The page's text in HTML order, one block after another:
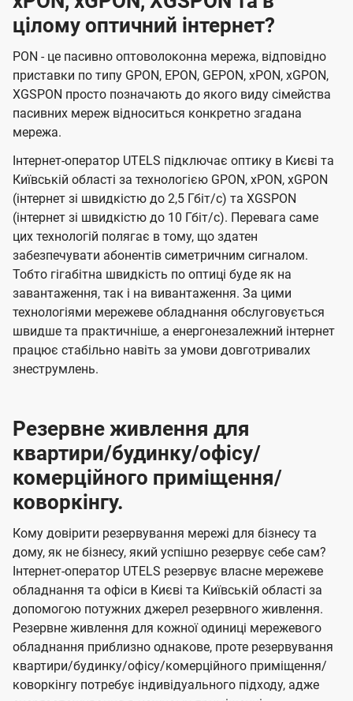
цілому оптичний інтернет?
PON - це пасивно оптоволоконна мережа, відповідно
приставки по типу GPON, EPON, GEPON, xPON, xGPON,
XGSPON просто позначають до якого виду сімейства
пасивних мереж відноситься конкретно згадана
мережа.
Інтернет-оператор UTELS підключає оптику в Києві та
Київській області за технологією GPON, xPON, xGPON
(інтернет зі швидкістю до 2,5 Гбіт/с) та XGSPON
(інтернет зі швидкістю до 10 Гбіт/с). Перевага саме
цих технологій полягає в тому, що здатен
забезпечувати абонентів симетричним сигналом.
Тобто гігабітна швидкість по оптиці буде як на
завантаження, так і на вивантаження. За цими
технологіями мережеве обладнання обслуговується
швидше та практичніше, а енергонезалежний інтернет
працює стабільно навіть за умови довготривалих
знеструмлень.
Резервне живлення для
квартири/будинку/офісу/
комерційного приміщення/
коворкінгу.
Кому довірити резервування мережі для бізнесу та
дому, як не бізнесу, який успішно резервує себе сам?
Інтернет-оператор UTELS резервує власне мережеве
обладнання та офіси в Києві та Київській області за
допомогою потужних джерел резервного живлення.
Резервне живлення для кожної одиниці мережевого
обладнання приблизно однакове, проте резервування
квартири/будинку/офісу/комерційного приміщення/
коворкінгу потребує індивідуального підходу, адже